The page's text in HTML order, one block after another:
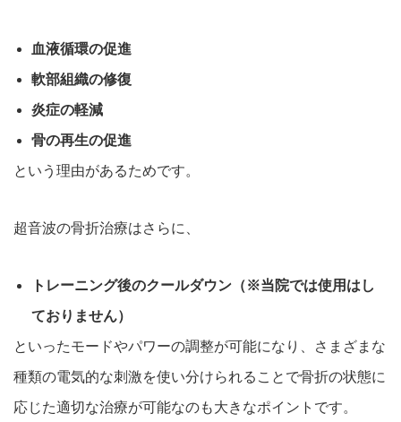
血液循環の促進
軟部組織の修復
炎症の軽減
骨の再生の促進
という理由があるためです。
超音波の骨折治療はさらに、
トレーニング後のクールダウン （※当院では使用はし
ておりません）
といったモードやパワーの調整が可能になり、さまざまな
種類の電気的な刺激を使い分けられる ことで骨折の状態に
応じた適切な治療が可能なのも大きなポイントです。